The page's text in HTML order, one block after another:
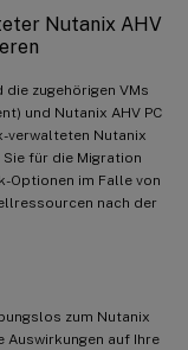
Nutanix AHV
zugehörigen VMs
und Nutanix AHV PC
verwalteten Nutanix
für die Migration
Optionen im Falle von
nach der
zum Nutanix
Auswirkungen auf Ihre